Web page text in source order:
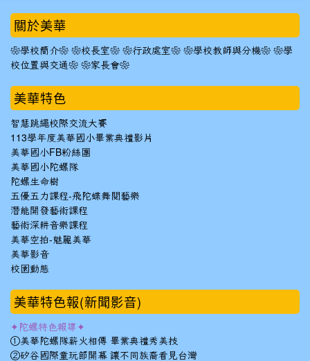
::: 關於美華
❀學校簡介❀ ❀校長室❀ ❀行政處室❀ ❀學校教師與分機❀ ❀學
校位置與交通❀ ❀家長會❀
美華特色
智慧跳繩校際交流大賽
113學年度美華國小畢業典禮影片
美華國小FB粉絲團
美華國小陀螺隊
陀螺生命樹
五優五力課程-飛陀蝶舞閱藝樂
潛能開發藝術課程
藝術深耕音樂課程
美華空拍-魅麗美華
美華影音
校園動態
美華特色報(新聞影音)
✦陀螺特色報導✦
①美華陀螺隊薪火相傳 畢業典禮秀美技
②矽谷國際童玩節開幕 讓不同族裔看見台灣